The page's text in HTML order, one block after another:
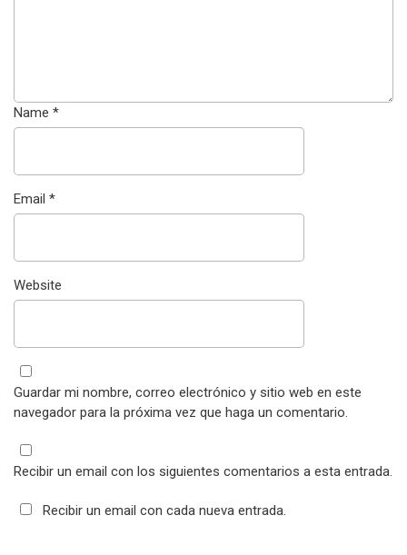
Name *
Email *
Website
Guardar mi nombre, correo electrónico y sitio web en este
navegador para la próxima vez que haga un comentario.
Recibir un email con los siguientes comentarios a esta entrada.
Recibir un email con cada nueva entrada.